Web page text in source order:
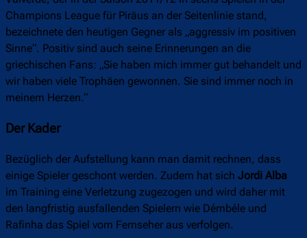
Champions League für Piräus an der Seitenlinie stand,
bezeichnete den heutigen Gegner als „aggressiv im positiven
Sinne“. Positiv sind auch seine Erinnerungen an die
griechischen Fans: „Sie haben mich immer gut behandelt und
wir haben viele Trophäen gewonnen. Sie sind immer noch in
meinem Herzen.“
Der Kader
Bezüglich der Aufstellung kann man damit rechnen, dass
einige Spieler geschont werden. Zudem hat sich Jordi Alba
im Training eine Verletzung zugezogen und wird daher mit
den langfristig ausfallenden Spielern wie Démbéle und
Rafinha das Spiel vom Fernseher aus verfolgen.